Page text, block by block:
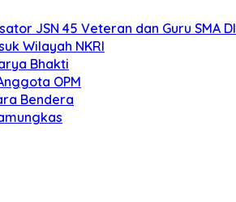
JSN 45 Veteran dan Guru SMA
Wilayah NKRI
Bhakti
OPM
Bendera